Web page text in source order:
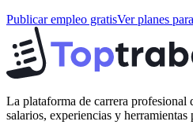
Publicar empleo gratisVer planes
La plataforma de carrera profesional
salarios, experiencias y